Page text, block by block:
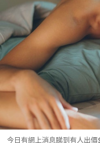
今日有網上消息睇到有人出